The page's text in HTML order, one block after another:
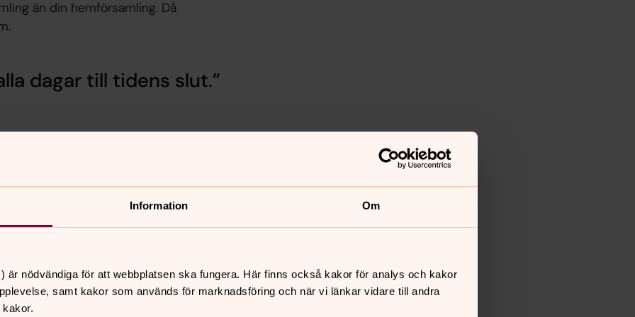
Information Om
är nödvändiga för att webbplatsen ska fungera. Här finns också kakor för analys och kakor
samt kakor som används för marknadsföring och när vi länkar vidare till andra
än din hemförsamling. Då
dagar till tidens slut.
än den allra närmaste. I dopet blir vi
kyrkan. Därför finns alltid
söndagen. Då får resten av
till gemenskapen.
präst och kyrkomusiker ingår.